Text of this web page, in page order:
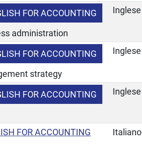
FOR ACCOUNTING
administration
Inglese
FOR ACCOUNTING
strategy
Inglese
FOR ACCOUNTING
Inglese
FOR ACCOUNTING
Italiano